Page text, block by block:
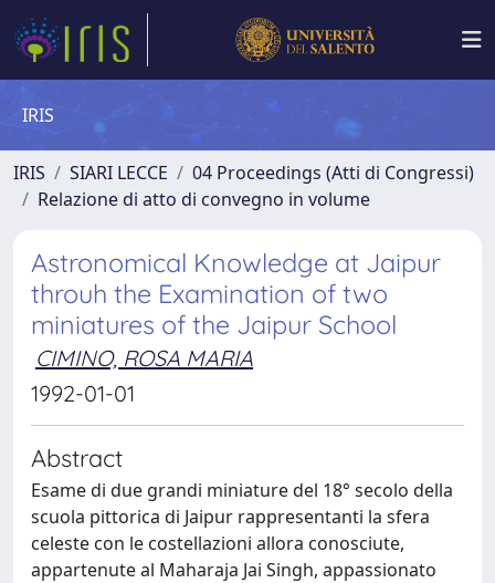
IRIS
IRIS SIARI LECCE
04 Proceedings (Atti di Congressi)
Relazione di atto di convegno in volume
Astronomical Knowledge at Jaipur
throuh the Examination of two
miniatures of the Jaipur School
CIMINO, ROSA MARIA
1992-01-01
Abstract
Esame di due grandi miniature del 18° secolo della
scuola pittorica di Jaipur rappresentanti la sfera
celeste con le costellazioni allora conosciute,
appartenute al Maharaja Jai Singh, appassionato